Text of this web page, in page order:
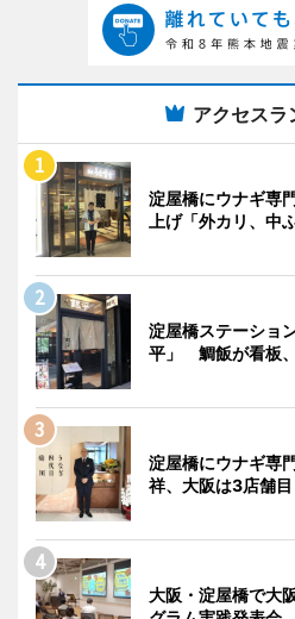
アクセスラ
淀屋橋にウナギ
上げ「外カリ、中
淀屋橋ステーショ
平」 鯛飯が看板
淀屋橋にウナギ専
祥、大阪は3店舗目
大阪・淀屋橋で大